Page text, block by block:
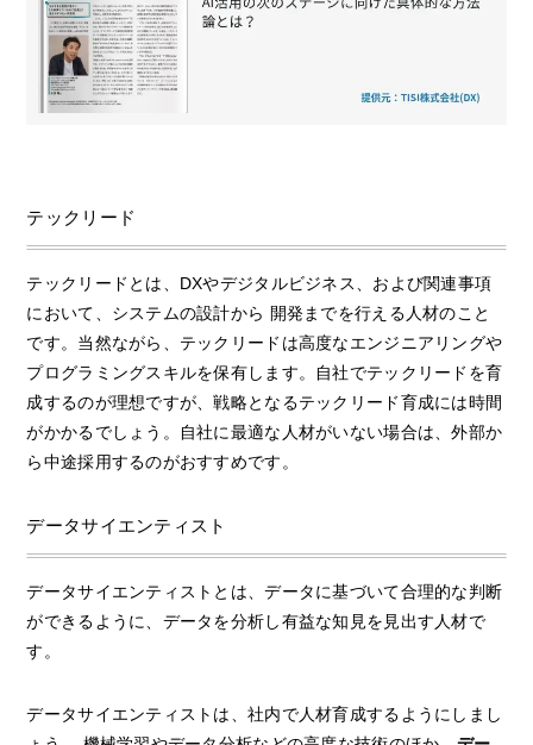
テックリード
テックリードとは、DXやデジタルビジネス、および関連事項
において、システムの設計から 開発までを行える人材のこと
です。当然ながら、テックリードは高度なエンジニアリングや
プログラミングスキルを保有します。自社でテックリードを育
成するのが理想ですが、戦略となるテックリード育成には時間
がかかるでしょう。自社に最適な人材がいない場合は、外部か
ら中途採用するのがおすすめです。
データサイエンティスト
データサイエンティストとは、データに基づいて合理的な判断
ができるように、データを分析し有益な知見を見出す人材で
す。
データサイエンティストは、社内で人材育成するようにしまし